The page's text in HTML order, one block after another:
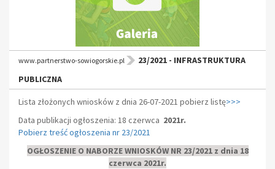
www.partnerstwo-sowiogorskie.pl
23/2021 - INFRASTRUKTURA
PUBLICZNA
Lista złożonych wniosków z dnia 26-07-2021 pobierz listę>>>
Data publikacji ogłoszenia: 18 czerwca 2021r.
Pobierz treść ogłoszenia nr 23/2021
OGŁOSZENIE O NABORZE WNIOSKÓW NR 23/2021 z dnia 18
czerwca 2021r.